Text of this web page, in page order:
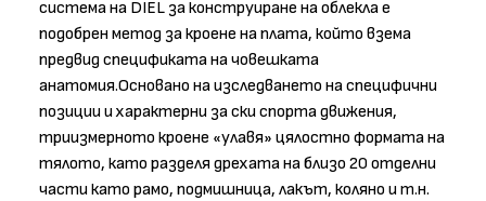
система на DIEL за конструиране на облекла е
подобрен метод за кроене на плата, който взема
предвид спецификата на човешката
анатомия.Основано на изследването на специфични
позиции и характерни за ски спорта движения,
триизмерното кроене «улавя» цялостно формата на
тялото, като разделя дрехата на близо 20 отделни
части като рамо, подмишница, лакът, коляно и т.н.